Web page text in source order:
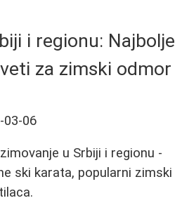
i regionu: Najbolje
za zimski odmor
03-06
u Srbiji i regionu -
ski karata, popularni zimski